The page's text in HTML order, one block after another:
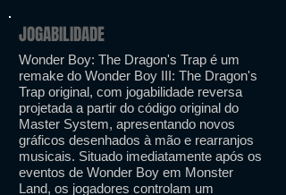
JOGABILIDADE
Wonder Boy: The Dragon's Trap é um
remake do Wonder Boy III: The Dragon's
Trap original, com jogabilidade reversa
projetada a partir do código original do
Master System, apresentando novos
gráficos desenhados à mão e rearranjos
musicais. Situado imediatamente após os
eventos de Wonder Boy em Monster
Land, os jogadores controlam um